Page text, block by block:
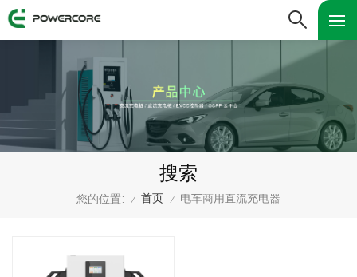
搜索
您的位置: / 首页 / 电车商用直流充电器